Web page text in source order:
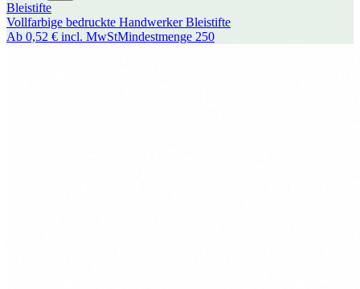
Bleistifte
Vollfarbige bedruckte Handwerker Bleistifte
Ab 0,52 € incl. MwStMindestmenge 250